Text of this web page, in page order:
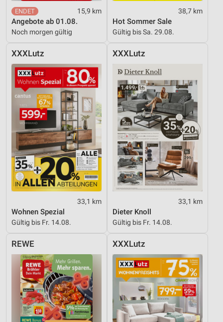
15,9 km
Angebote ab 01.08.
Noch morgen gültig
38,7 km
Hot Sommer Sale
Gültig bis Sa. 29.08.
XXXLutz
33,1 km
Wohnen Spezial
Gültig bis Fr. 14.08.
XXXLutz
33,1 km
Dieter Knoll
Gültig bis Fr. 14.08.
REWE XXXLutz